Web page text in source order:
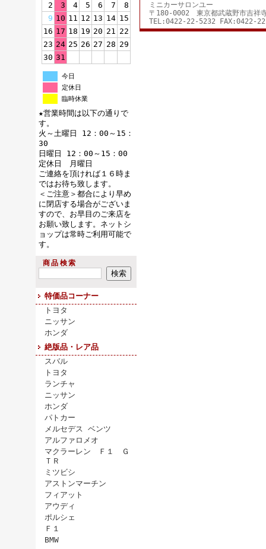
2
3 4 5 6 7
8
9 10 11 12 13 14 15
16 17 18 19 20 21 22
23 24 25 26 27 28 29
30 31
今日
定休日
臨時休業
★営業時間は以下の通りで
す。
火～土曜日 12：00～15：
30
日曜日 12：00～15：00
定休日 月曜日
ご連絡を頂ければ１６時ま
ではお待ち致します。
＜ご注意＞都合により早め
に閉店する場合がございま
すので、お早目のご来店を
お願い致します。ネットシ
ョップは常時ご利用可能で
す。
商品検索
特価品コーナー
トヨタ
ニッサン
ホンダ
絶版品・レア品
スバル
トヨタ
ランチャ
ニッサン
ホンダ
パトカー
メルセデス ベンツ
アルファロメオ
マクラーレン Ｆ１ Ｇ
ＴＲ
ミツビシ
アストンマーチン
フィアット
アウディ
ポルシェ
Ｆ１
BMW
ミニカーサロンユー
〒180-0002 東京都武蔵野市吉祥
TEL:0422-22-5232 FAX:0422-